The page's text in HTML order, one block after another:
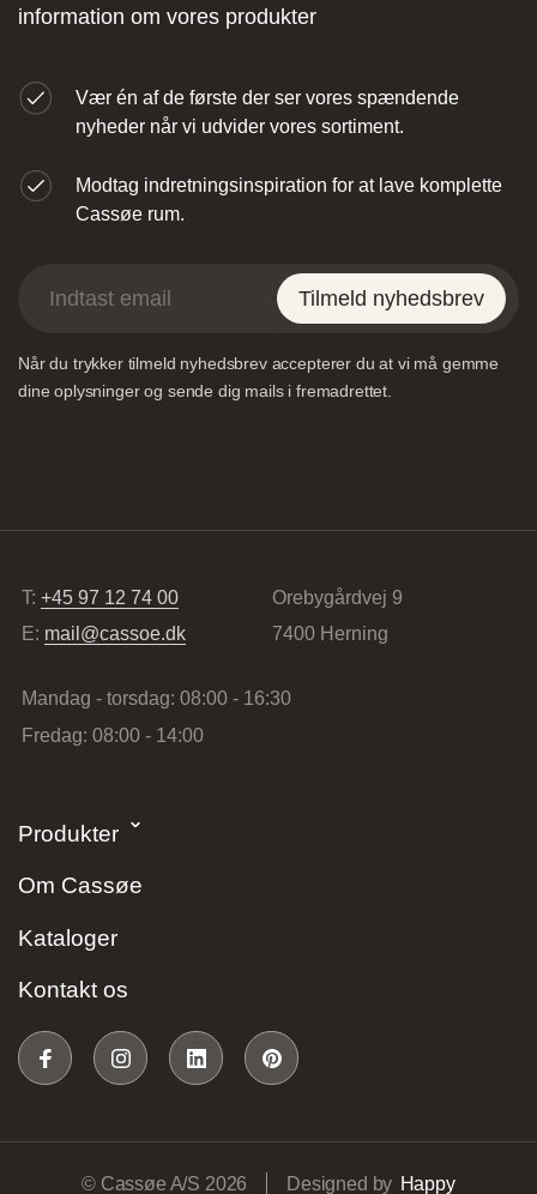
information om vores produkter
Vær én af de første der ser vores spændende
nyheder når vi udvider vores sortiment.
Modtag indretningsinspiration for at lave komplette
Cassøe rum.
Tilmeld nyhedsbrev
Når du trykker tilmeld nyhedsbrev accepterer du at vi må gemme
dine oplysninger og sende dig mails i fremadrettet.
T:+45 97 12 74 00
E: mail@cassoe.dk
Orebygårdvej 9
7400 Herning
Mandag - torsdag: 08:00 - 16:30
Fredag: 08:00 - 14:00
Produkter
Om Cassøe
Kataloger
Kontakt os
© Cassøe A/S 2026 Designed by Happy
JKE Design – Glostrup
Søndre Ringvej 35, 2605 Brøndby, Danmark
Designa – Århus
Agerøvejk 27A, 8381 Tilst, Danmark
Vordingborg Køkkenet – Viborg
Ved Vesterport 9, 1612 København V,